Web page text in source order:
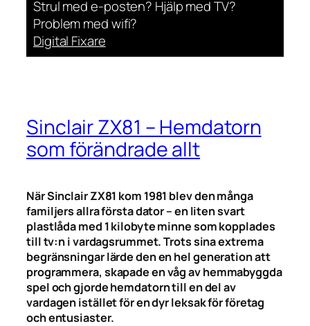
Strul med e-posten? Hjälp med TV?
Problem med wifi?
Digital Fixare
Sinclair ZX81 – Hemdatorn
som förändrade allt
När Sinclair ZX81 kom 1981 blev den många
familjers allra första dator – en liten svart
plastlåda med 1 kilobyte minne som kopplades
till tv:n i vardagsrummet. Trots sina extrema
begränsningar lärde den en hel generation att
programmera, skapade en våg av hemmabyggda
spel och gjorde hemdatorn till en del av
vardagen istället för en dyr leksak för företag
och entusiaster.